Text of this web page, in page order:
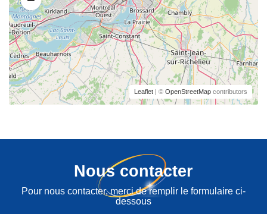
Leaflet | © OpenStreetMap contributors
Nous contacter
Pour nous contacter, merci de remplir le formulaire ci-
dessous